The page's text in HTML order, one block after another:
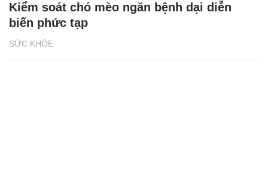
SỨC KHỎE
Kiểm soát chó mèo ngăn bệnh dại diễn
biến phức tạp